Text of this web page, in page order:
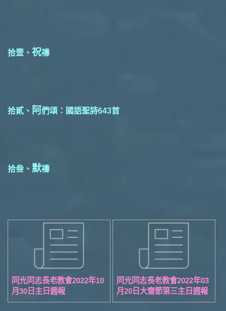
拾壹、 祝禱
拾貳、 阿 們頌：國語聖詩643首
拾叁、 默禱
同光同志長老教會2022年10
月30日主日週報
同光同志長老教會2022年03
月20日大齋節第三主日週報
（本週為實體聚會）